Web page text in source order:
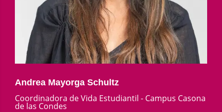
Andrea Mayorga Schultz
Coordinadora de Vida Estudiantil - Campus Casona
de las Condes